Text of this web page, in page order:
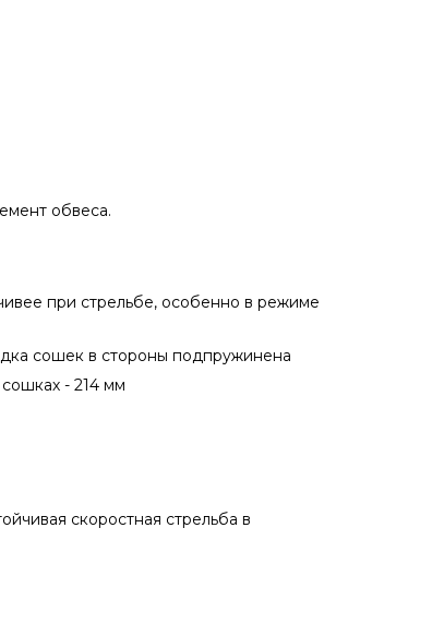
обвеса.
при стрельбе, особенно в режиме
сошек в стороны подпружинена
- 214 мм
скоростная стрельба в